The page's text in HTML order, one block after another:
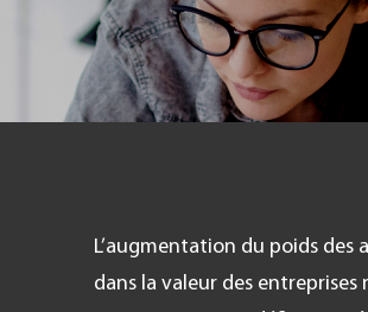
L’augmentation du poids
dans la valeur des